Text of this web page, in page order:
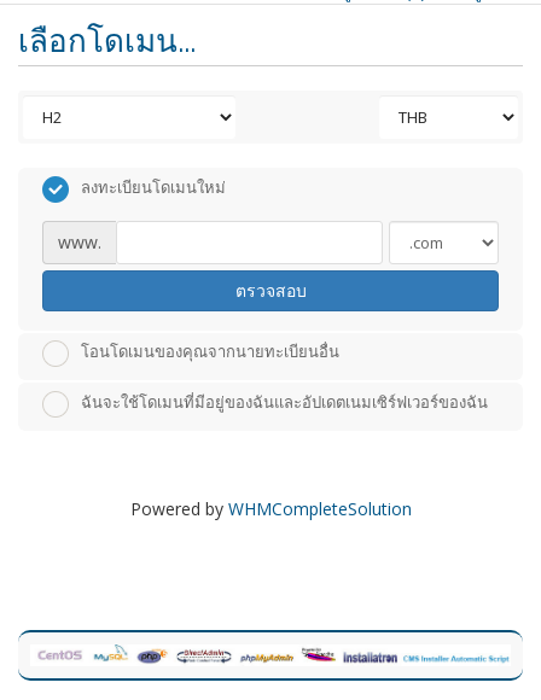
เลือกโดเมน...
ลงทะเบียนโดเมนใหม่
www.
ตรวจสอบ
โอนโดเมนของคุณจากนายทะเบียนอื่น
ฉันจะใช้โดเมนที่มีอยู่ของฉันและอัปเดตเนมเซิร์ฟเวอร์ของฉัน
Powered by WHMCompleteSolution